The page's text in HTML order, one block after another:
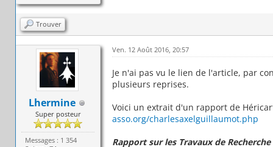
Trouver
Lhermine
Super posteur
Messages : 1 354
Ven. 12 Août 2016, 20:57
Je n'ai pas vu le lien de l'article, par
plusieurs reprises.
Voici un extrait d'un rapport de
asso.org/charlesaxelguillaumot.php
Rapport sur les Travaux de